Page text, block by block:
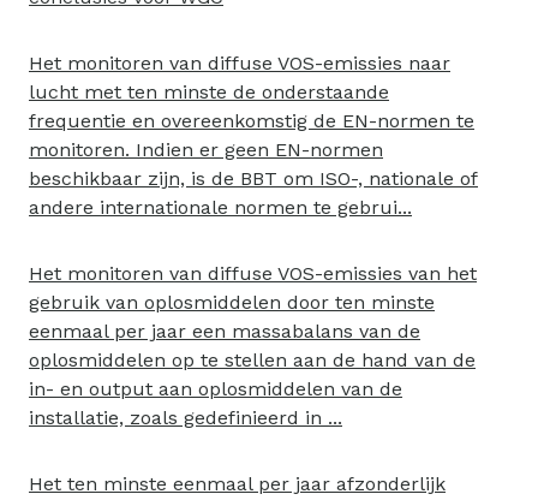
Het monitoren van diffuse VOS-emissies naar
lucht met ten minste de onderstaande
frequentie en overeenkomstig de EN-normen te
monitoren. Indien er geen EN-normen
beschikbaar zijn, is de BBT om ISO-, nationale of
andere internationale normen te gebrui...
Het monitoren van diffuse VOS-emissies van het
gebruik van oplosmiddelen door ten minste
eenmaal per jaar een massabalans van de
oplosmiddelen op te stellen aan de hand van de
in- en output aan oplosmiddelen van de
installatie, zoals gedefinieerd in ...
Het ten minste eenmaal per jaar afzonderlijk